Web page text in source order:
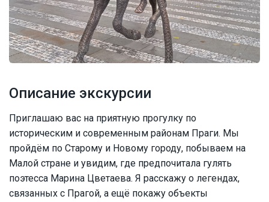
Описание экскурсии
Приглашаю вас на приятную прогулку по
историческим и современным районам Праги. Мы
пройдём по Старому и Новому городу, побываем на
Малой стране и увидим, где предпочитала гулять
поэтесса Марина Цветаева. Я расскажу о легендах,
связанных с Прагой, а ещё покажу объекты